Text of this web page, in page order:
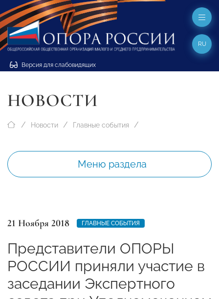
Версия для слабовидящих
RU
НОВОСТИ
Новости Главные события
Меню раздела
21 Ноября 2018 ГЛАВНЫЕ СОБЫТИЯ
Представители ОПОРЫ
РОССИИ приняли участие в
заседании Экспертного